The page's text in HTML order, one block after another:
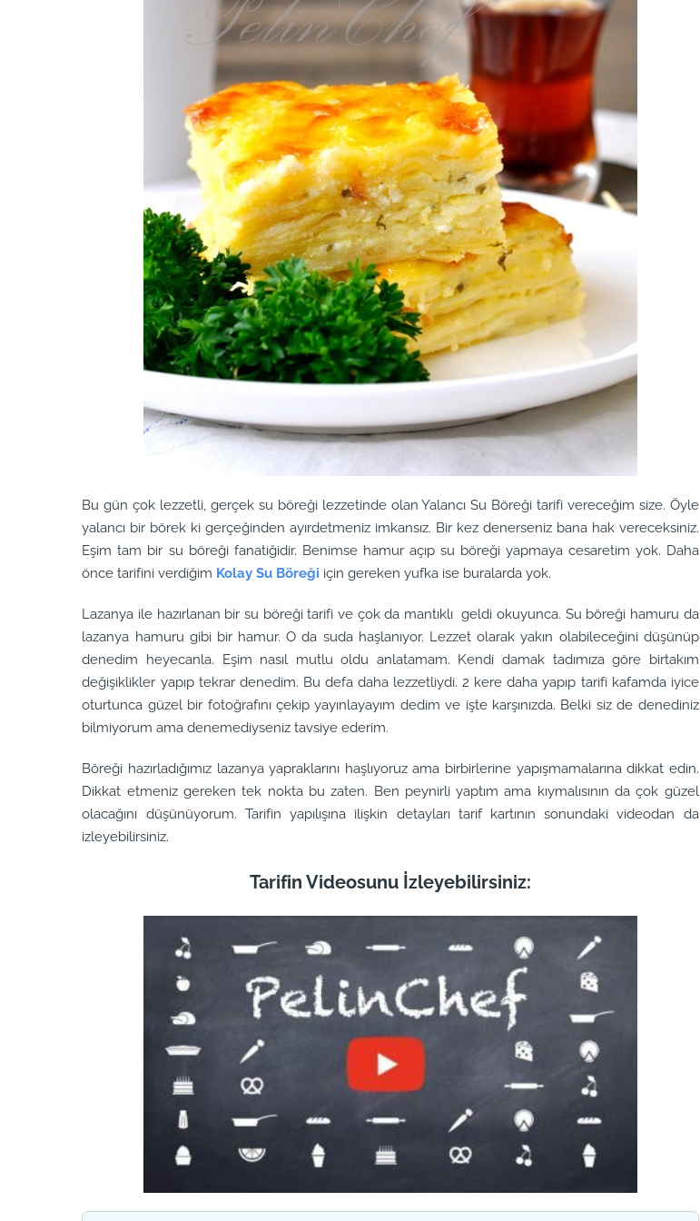
Bu gün çok lezzetli, gerçek su böreği lezzetinde olan Yalancı Su Böreği tarifi vereceğim size. Öyle
yalancı bir börek ki gerçeğinden ayırdetmeniz imkansız. Bir kez denerseniz bana hak vereceksiniz.
Eşim tam bir su böreği fanatiğidir. Benimse hamur açıp su böreği yapmaya cesaretim yok. Daha
önce tarifini verdiğim Kolay Su Böreği için gereken yufka ise buralarda yok.
Lazanya ile hazırlanan bir su böreği tarifi ve çok da mantıklı geldi okuyunca. Su böreği hamuru da
lazanya hamuru gibi bir hamur. O da suda haşlanıyor. Lezzet olarak yakın olabileceğini düşünüp
denedim heyecanla. Eşim nasıl mutlu oldu anlatamam. Kendi damak tadımıza göre birtakım
değişiklikler yapıp tekrar denedim. Bu defa daha lezzetliydi. 2 kere daha yapıp tarifi kafamda iyice
oturtunca güzel bir fotoğrafını çekip yayınlayayım dedim ve işte karşınızda. Belki siz de denediniz
bilmiyorum ama denemediyseniz tavsiye ederim.
Böreği hazırladığımız lazanya yapraklarını haşlıyoruz ama birbirlerine yapışmamalarına dikkat edin.
Dikkat etmeniz gereken tek nokta bu zaten. Ben peynirli yaptım ama kıymalısının da çok güzel
olacağını düşünüyorum. Tarifin yapılışına ilişkin detayları tarif kartının sonundaki videodan da
izleyebilirsiniz.
Tarifin Videosunu İzleyebilirsiniz: